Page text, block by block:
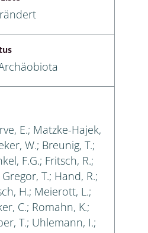
E.; Matzke-Hajek,
W.; Breunig, T.;
F.G.; Fritsch, R.;
T.; Hand, R.;
H.; Meierott, L.;
C.; Romahn, K.;
T.; Uhlemann, I.;